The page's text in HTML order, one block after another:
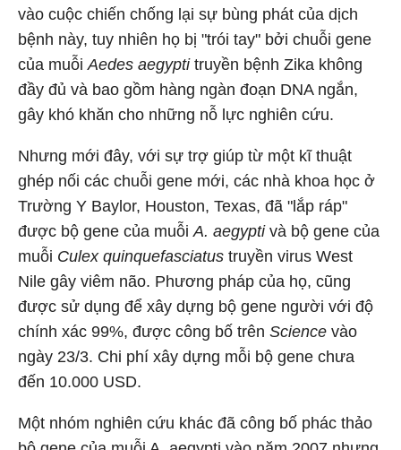
vào cuộc chiến chống lại sự bùng phát của dịch
bệnh này, tuy nhiên họ bị "trói tay" bởi chuỗi gene
của muỗiAedes aegyptitruyền bệnh Zika không
đầy đủ và bao gồm hàng ngàn đoạn DNA ngắn,
gây khó khăn cho những nỗ lực nghiên cứu.
Nhưng mới đây, với sự trợ giúp từ một kĩ thuật
ghép nối các chuỗi gene mới, các nhà khoa học ở
Trường Y Baylor, Houston, Texas, đã "lắp ráp"
được bộ gene của muỗiA. aegypti và bộ gene của
muỗi Culex quinquefasciatus truyền virus West
Nile gây viêm não. Phương pháp của họ, cũng
được sử dụng để xây dựng bộ gene người với độ
chính xác 99%, được công bố trên Science vào
ngày 23/3. Chi phí xây dựng mỗi bộ gene chưa
đến 10.000 USD.
Một nhóm nghiên cứu khác đã công bố phác thảo